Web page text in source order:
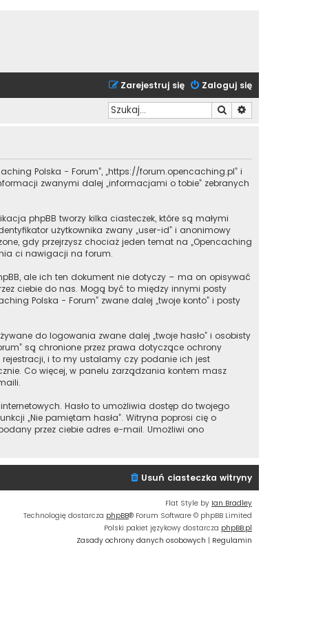
Zaloguj się
Zarejestruj się
Szukaj
Polska - Forum”, „https://forum.opencaching.pl” i
informacji zwanymi dalej „informacjami o tobie” zebranych
phpBB tworzy kilka ciasteczek, które są małymi
użytkownika zwany „user-id” i anonimowy
gdy przejrzysz chociaż jeden temat na „Opencaching
ci nawigacji na forum.
ale ich ten dokument nie dotyczy – ma on opisywać
ciebie do nas. Mogą być to między innymi posty
Polska - Forum” zwane dalej „twoje konto” i posty
do logowania zwane dalej „twoje hasło” i osobisty
są chronione przez prawa dotyczące ochrony
i to my ustalamy czy podanie ich jest
Co więcej, w panelu zarządzania kontem masz
Hasło to umożliwia dostęp do twojego
„Nie pamiętam hasła”. Witryna poprosi cię o
przez ciebie adres e-mail. Umożliwi ono
Usuń ciasteczka witryny
Flat Style by Ian Bradley
Technologię dostarcza phpBB® Forum Software © phpBB Limited
Polski pakiet językowy dostarcza phpBB.pl
Zasady ochrony danych osobowych | Regulamin